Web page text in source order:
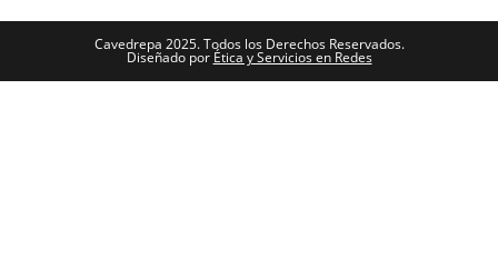
Cavedrepa 2025. Todos los Derechos Reservados.
Diseñado por Ética y Servicios en Redes